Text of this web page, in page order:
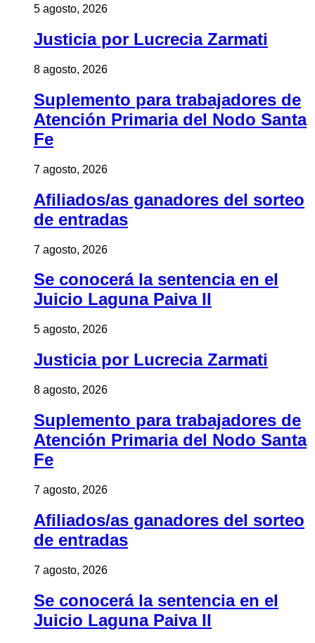
5 agosto, 2026
Justicia por Lucrecia Zarmati
8 agosto, 2026
Suplemento para trabajadores de
Atención Primaria del Nodo Santa
Fe
7 agosto, 2026
Afiliados/as ganadores del sorteo
de entradas
7 agosto, 2026
Se conocerá la sentencia en el
Juicio Laguna Paiva II
5 agosto, 2026
Justicia por Lucrecia Zarmati
8 agosto, 2026
Suplemento para trabajadores de
Atención Primaria del Nodo Santa
Fe
7 agosto, 2026
Afiliados/as ganadores del sorteo
de entradas
7 agosto, 2026
Se conocerá la sentencia en el
Juicio Laguna Paiva II